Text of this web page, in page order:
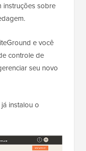
instruções sobre
e você
controle de
seu novo
instalou o